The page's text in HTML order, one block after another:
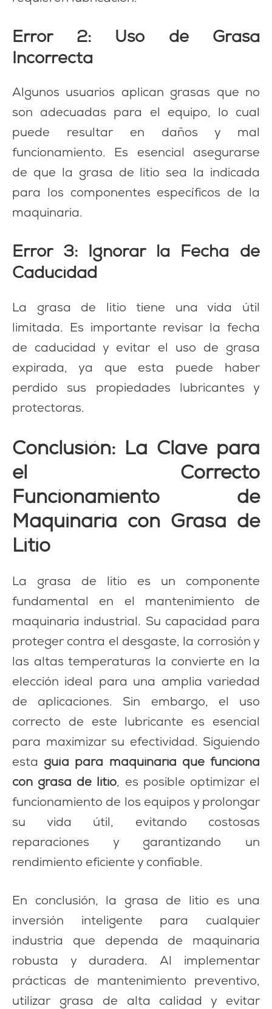
Error 2: Uso de Grasa
Incorrecta
Algunos usuarios aplican grasas que no
son adecuadas para el equipo, lo cual
puede resultar en daños y mal
funcionamiento. Es esencial asegurarse
de que la grasa de litio sea la indicada
para los componentes específicos de la
maquinaria.
Error 3: Ignorar la Fecha de
Caducidad
La grasa de litio tiene una vida útil
limitada. Es importante revisar la fecha
de caducidad y evitar el uso de grasa
expirada, ya que esta puede haber
perdido sus propiedades lubricantes y
protectoras.
Conclusión: La Clave para
el Correcto
Funcionamiento de
Maquinaria con Grasa de
Litio
La grasa de litio es un componente
fundamental en el mantenimiento de
maquinaria industrial. Su capacidad para
proteger contra el desgaste, la corrosión y
las altas temperaturas la convierte en la
elección ideal para una amplia variedad
de aplicaciones. Sin embargo, el uso
correcto de este lubricante es esencial
para maximizar su efectividad. Siguiendo
esta guía para maquinaria que funciona
con grasa de litio, es posible optimizar el
funcionamiento de los equipos y prolongar
su vida útil, evitando costosas
reparaciones y garantizando un
rendimiento eficiente y confiable.
En conclusión, la grasa de litio es una
inversión inteligente para cualquier
industria que dependa de maquinaria
robusta y duradera. Al implementar
prácticas de mantenimiento preventivo,
utilizar grasa de alta calidad y evitar